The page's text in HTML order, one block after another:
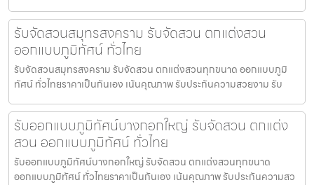
รับจัดสวนสมุทรสงคราม รับจัดสวน ตกแต่งสวน
ออกแบบภูมิทัศน์ ทั่วไทย
รับจัดสวนสมุทรสงคราม รับจัดสวน ตกแต่งสวนทุกขนาด ออกแบบภูมิ
ทัศน์ ทั่วไทยราคาเป็นกันเอง เน้นคุณภาพ รับประกันความสวยงาม รับ
รับออกแบบภูมิทัศน์บางกอกใหญ่ รับจัดสวน ตกแต่ง
สวน ออกแบบภูมิทัศน์ ทั่วไทย
รับออกแบบภูมิทัศน์บางกอกใหญ่ รับจัดสวน ตกแต่งสวนทุกขนาด
ออกแบบภูมิทัศน์ ทั่วไทยราคาเป็นกันเอง เน้นคุณภาพ รับประกันความสว